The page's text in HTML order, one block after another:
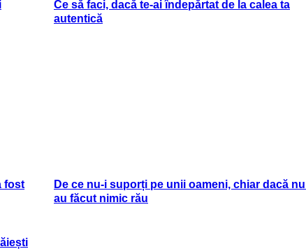
Ce să faci, dacă te-ai îndepărtat de la calea ta
autentică
fost
De ce nu-i suporți pe unii oameni, chiar dacă
au făcut nimic rău